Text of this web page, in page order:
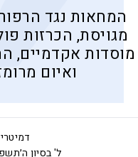
המחאות נגד
מגויסת, הכרזות
מוסדות אקדמיים,
ואיום
ל' בסיון